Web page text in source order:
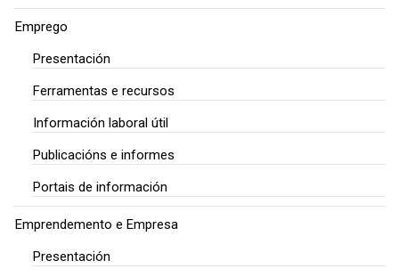
Emprego
Presentación
Ferramentas e recursos
Información laboral útil
Publicacións e informes
Portais de información
Emprendemento e Empresa
Presentación